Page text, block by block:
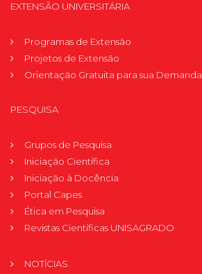
EXTENSÃO UNIVERSITÁRIA
Programas de Extensão
Projetos de Extensão
Orientação Gratuita para sua Demanda
PESQUISA
Grupos de Pesquisa
Iniciação Científica
Iniciação à Docência
Portal Capes
Ética em Pesquisa
Revistas Científicas UNISAGRADO
NOTÍCIAS